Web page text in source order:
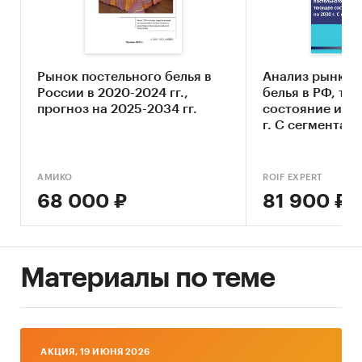
привлекательности рынка постельного
Составление прогноза развития рынка до
2030 г.
Основные блоки исследования:
Обзор российского рынка постельного
Конкурентный анализ на рынке
постельного белья
Анализ производства постельного белья
Анализ потребления постельного белья
Ценовой анализ
Оценка факторов инвестиционной
привлекательности рынка
Динамика и прогноз внешнеторговых
Рынок постельного белья в
России в 2020-2024 гг.,
прогноз на 2025-2034 гг.
АМИКО
68 000 ₽
Анализ рынка
белья в РФ,
состояние и
г. С
ROIF EXPERT
81 900 ₽
Материалы по теме
AКЦИЯ, 19 ИЮНЯ 2026